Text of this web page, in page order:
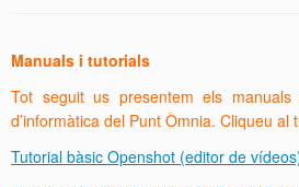
Manuals i tutorials
Tot seguit us presentem els manuals
d’informàtica del Punt Òmnia. Cliqueu al
Tutorial bàsic Openshot (editor de